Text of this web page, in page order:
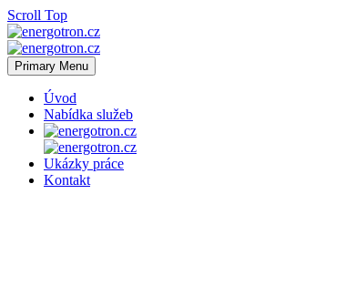
Scroll Top
Primary Menu
Úvod
Nabídka služeb
Ukázky práce
Kontakt